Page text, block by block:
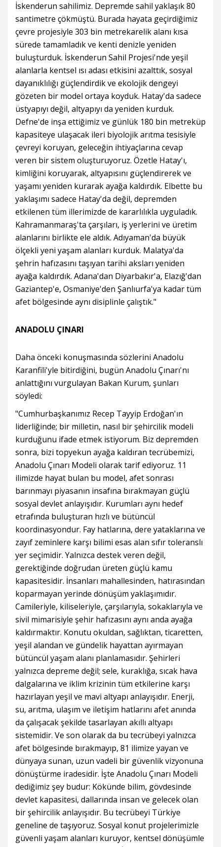
İskenderun sahilimiz. Depremde sahil yaklaşık 80
santimetre çökmüştü. Burada hayata geçirdiğimiz
çevre projesiyle 303 bin metrekarelik alanı kısa
sürede tamamladık ve kenti denizle yeniden
buluşturduk. İskenderun Sahil Projesi'nde yeşil
alanlarla kentsel ısı adası etkisini azalttık, sosyal
dayanıklılığı güçlendirdik ve ekolojik dengeyi
gözeten bir model ortaya koyduk. Hatay'da sadece
üstyapıyı değil, altyapıyı da yeniden kurduk.
Defne'de inşa ettiğimiz ve günlük 180 bin metreküp
kapasiteye ulaşacak ileri biyolojik arıtma tesisiyle
çevreyi koruyan, geleceğin ihtiyaçlarına cevap
veren bir sistem oluşturuyoruz. Özetle Hatay'ı,
kimliğini koruyarak, altyapısını güçlendirerek ve
yaşamı yeniden kurarak ayağa kaldırdık. Elbette bu
yaklaşımı sadece Hatay'da değil, depremden
etkilenen tüm illerimizde de kararlılıkla uyguladık.
Kahramanmaraş'ta çarşıları, iş yerlerini ve üretim
alanlarını birlikte ele aldık. Adıyaman'da büyük
ölçekli yeni yaşam alanları kurduk. Malatya'da
şehrin hafızasını taşıyan tarihi aksları yeniden
ayağa kaldırdık. Adana'dan Diyarbakır'a, Elazığ'dan
Gaziantep'e, Osmaniye'den Şanlıurfa'ya kadar tüm
afet bölgesinde aynı disiplinle çalıştık."
ANADOLU ÇINARI
Daha önceki konuşmasında sözlerini Anadolu
Karanfili'yle bitirdiğini, bugün Anadolu Çınarı'nı
anlattığını vurgulayan Bakan Kurum, şunları
söyledi:
"Cumhurbaşkanımız Recep Tayyip Erdoğan'ın
liderliğinde; bir milletin, nasıl bir şehircilik modeli
kurduğunu ifade etmek istiyorum. Biz depremden
sonra, bizi topyekun ayağa kaldıran tecrübemizi,
Anadolu Çınarı Modeli olarak tarif ediyoruz. 11
ilimizde hayat bulan bu model, afet sonrası
barınmayı piyasanın insafına bırakmayan güçlü
sosyal devlet anlayışıdır. Kurumları aynı hedef
etrafında buluşturan hızlı ve bütüncül
koordinasyondur. Fay hatlarına, dere yataklarına ve
zayıf zeminlere karşı bilimi esas alan sıfır toleranslı
yer seçimidir. Yalnızca destek veren değil,
gerektiğinde doğrudan üreten güçlü kamu
kapasitesidir. İnsanları mahallesinden, hatırasından
koparmayan yerinde dönüşüm yaklaşımıdır.
Camileriyle, kiliseleriyle, çarşılarıyla, sokaklarıyla ve
sivil mimarisiyle şehir hafızasını aynı anda ayağa
kaldırmaktır. Konutu okuldan, sağlıktan, ticaretten,
yeşil alandan ve gündelik hayattan ayırmayan
bütüncül yaşam alanı planlamasıdır. Şehirleri
yalnızca depreme değil; sele, kuraklığa, sıcak hava
dalgalarına ve iklim krizinin tüm etkilerine karşı
hazırlayan yeşil ve mavi altyapı anlayışıdır. Enerji,
su, arıtma, ulaşım ve iletişim hatlarını afet anında
da çalışacak şekilde tasarlayan akıllı altyapı
sistemidir. Ve son olarak da bu tecrübeyi yalnızca
afet bölgesinde bırakmayıp, 81 ilimize yayan ve
dünyaya sunan, uzun vadeli bir güvenlik vizyonuna
dönüştürme iradesidir. İşte Anadolu Çınarı Modeli
dediğimiz şey budur: Kökünde bilim, gövdesinde
devlet kapasitesi, dallarında insan ve gelecek olan
bir şehircilik anlayışıdır. Bu tecrübeyi Türkiye
geneline de taşıyoruz. Sosyal konut projelerimizle
güvenli yaşam alanları kuruyor, kentsel dönüşümle